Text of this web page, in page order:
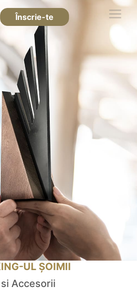
Înscrie-te
UL ȘOIMII
Accesorii